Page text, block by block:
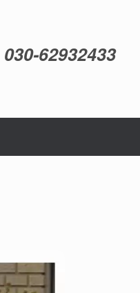
030-62932433